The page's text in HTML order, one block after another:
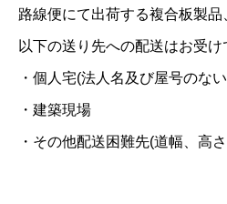
路線便にて出荷する複合板製
以下の送り先への配送はお受け
・個人宅(法人名及び屋号のな
・建築現場
・その他配送困難先(道幅、高